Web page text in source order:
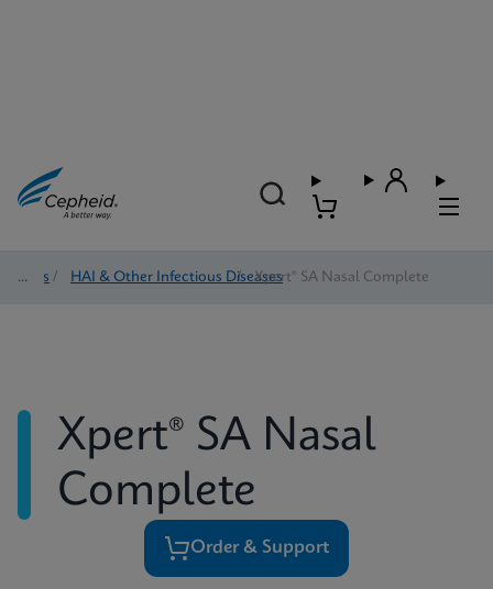
Tests / HAI & Other Infectious Diseases
/ Xpert® SA Nasal Complete
Xpert® SA Nasal
Complete
Order & Support